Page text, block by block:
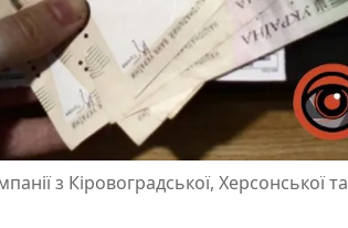
з Кіровоградської, Херсонської та